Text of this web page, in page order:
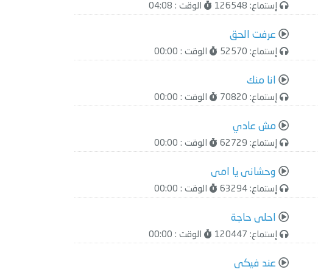
إستماع: 126548 الوقت : 04:08
عرفت الحق
إستماع: 52570 الوقت : 00:00
انا منك
إستماع: 70820 الوقت : 00:00
مش عادي
إستماع: 62729 الوقت : 00:00
وحشانى يا امى
إستماع: 63294 الوقت : 00:00
احلى حاجة
إستماع: 120447 الوقت : 00:00
عند فيكى